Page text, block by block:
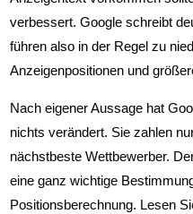
verbessert. Google schreibt
führen also in der Regel zu
Anzeigenpositionen und
Nach eigener Aussage hat
nichts verändert. Sie zahlen
nächstbeste Wettbewerber.
eine ganz wichtige
Positionsberechnung. Lesen